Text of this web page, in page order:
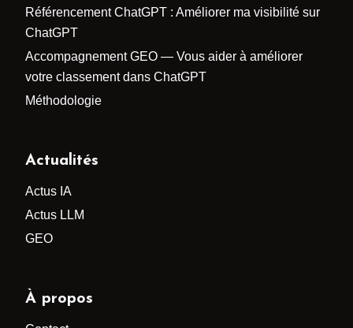
Référencement ChatGPT : Améliorer ma visibilité sur
ChatGPT
Accompagnement GEO — Vous aider à améliorer
votre classement dans ChatGPT
Méthodologie
Actualités
Actus IA
Actus LLM
GEO
À propos